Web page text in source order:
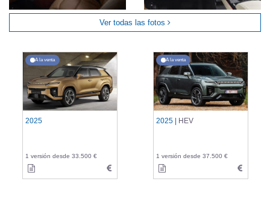
Ver todas las fotos
A la venta
2025
1 versión desde 33.500 €
A la venta
2025 | HEV
1 versión desde 37.500 €